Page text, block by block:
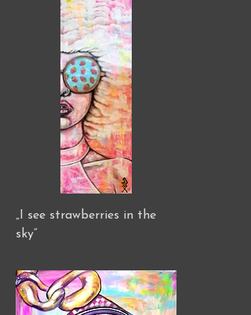
„I see strawberries in the
sky“